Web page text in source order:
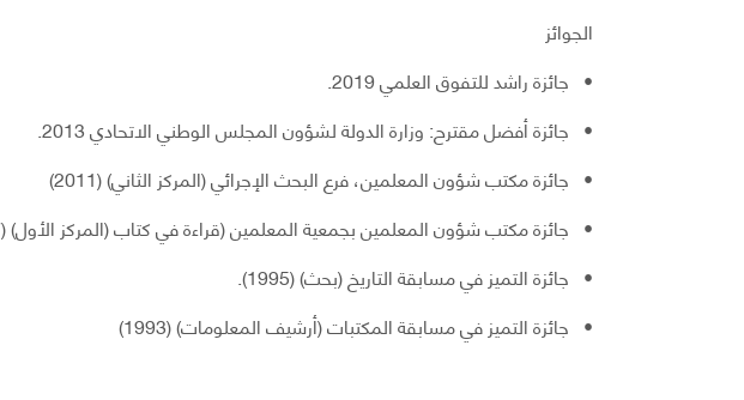
الجوائز
• جائزة راشد للتفوق العلمي 2019.
• جائزة أفضل مقترح: وزارة الدولة لشؤون المجلس الوطني الاتحادي 2013.
• جائزة مكتب شؤون المعلمين، فرع البحث الإجرائي (المركز الثاني) (2011)
• جائزة مكتب شؤون المعلمين بجمعية المعلمين (قراءة في كتاب (المركز الأول) (2007)).
• جائزة التميز في مسابقة التاريخ (بحث) (1995).
• جائزة التميز في مسابقة المكتبات (أرشيف المعلومات) (1993)